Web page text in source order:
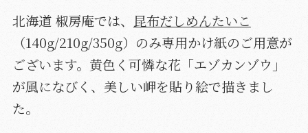
北海道 椒房庵では、
昆布だしめんたいこ
（140g/210g/350g）のみ専用かけ紙のご用意が
ございます。黄色く可憐な花「エゾカンゾウ」
が風になびく、美しい岬を貼り絵で描きまし
た。